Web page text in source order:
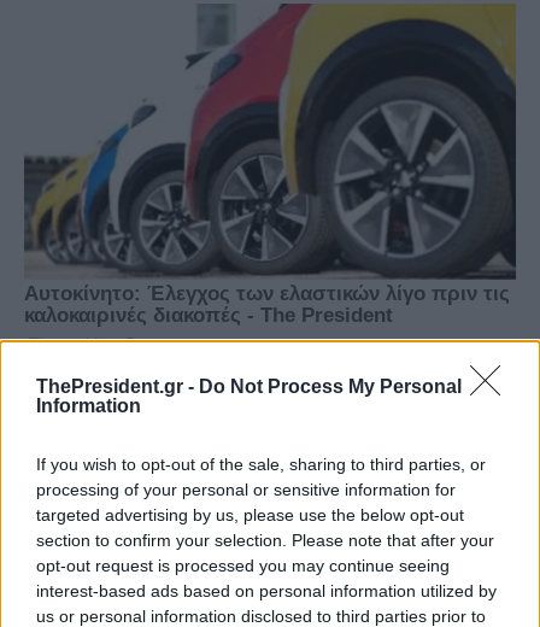
ThePresident.gr - Do Not Process My Personal
Information
If you wish to opt-out of the sale, sharing to third parties, or
processing of your personal or sensitive information for
targeted advertising by us, please use the below opt-out
section to confirm your selection. Please note that after your
opt-out request is processed you may continue seeing
interest-based ads based on personal information utilized by
us or personal information disclosed to third parties prior to